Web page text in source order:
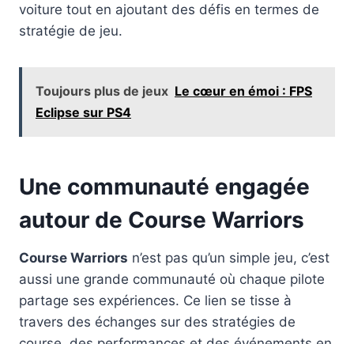
voiture tout en ajoutant des défis en termes de
stratégie de jeu.
Toujours plus de jeux Le cœur en émoi : FPS
Eclipse sur PS4
Une communauté engagée
autour de Course Warriors
Course Warriors n’est pas qu’un simple jeu, c’est
aussi une grande communauté où chaque pilote
partage ses expériences. Ce lien se tisse à
travers des échanges sur des stratégies de